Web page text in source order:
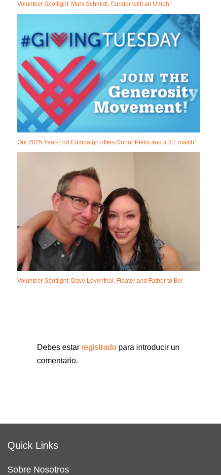
Volunteer Spotlight: Mark Schmidt, Curator with an Umph!
Our 2025 Year-End Campaign offers Donor Perks and a 3:1 match!
Volunteer Spotlight: Dave Leventhal, Floater and Father to Be!
Debes estar registrado para introducir un
comentario.
Quick Links
Sobre Nosotros